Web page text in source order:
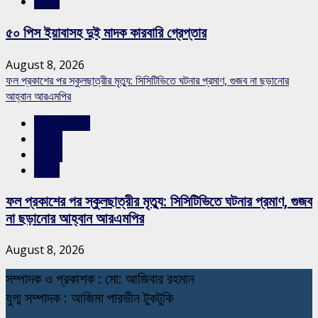
৫০ পিস ইয়াবাসহ দুই মাদক কারবারি গ্রেপ্তার
August 8, 2026
ফল প্রকাশের পর স্কুলছাত্রীর মৃত্যু: সিসিটিভিতে ঘটনার প্রমাণ, গুজব না ছড়ানোর
আহ্বান আরএমপির
ফল প্রকাশের পর স্কুলছাত্রীর মৃত্যু: সিসিটিভিতে ঘটনার প্রমাণ, গুজব
না ছড়ানোর আহ্বান আরএমপির
August 8, 2026
সম্পাদক ও প্রকাশক : মো: আজিবার রহমান
যুগ্ম সম্পাদক : আজিমা পারভীন টুকটুকি